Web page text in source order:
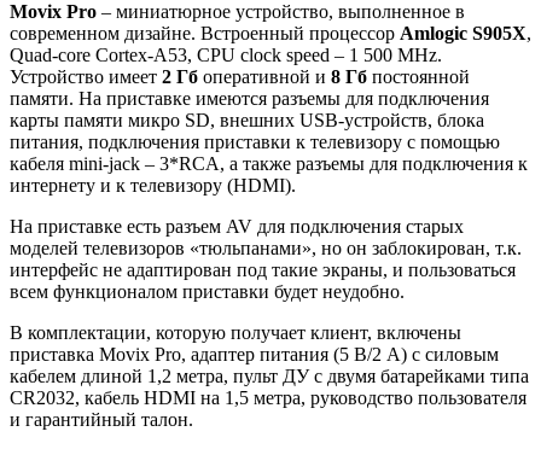
Movix Pro – миниатюрное устройство, выполненное в
современном дизайне. Встроенный процессор Amlogic S905X,
Quad-core Cortex-A53, CPU clock speed – 1 500 MHz.
Устройство имеет 2 Гб оперативной и 8 Гб постоянной
памяти. На приставке имеются разъемы для подключения
карты памяти микро SD, внешних USB-устройств, блока
питания, подключения приставки к телевизору с помощью
кабеля mini-jack – 3*RCA, а также разъемы для подключения к
интернету и к телевизору (HDMI).
На приставке есть разъем AV для подключения старых
моделей телевизоров «тюльпанами», но он заблокирован, т.к.
интерфейс не адаптирован под такие экраны, и пользоваться
всем функционалом приставки будет неудобно.
В комплектации, которую получает клиент, включены
приставка Movix Pro, адаптер питания (5 В/2 А) с силовым
кабелем длиной 1,2 метра, пульт ДУ с двумя батарейками типа
CR2032, кабель HDMI на 1,5 метра, руководство пользователя
и гарантийный талон.